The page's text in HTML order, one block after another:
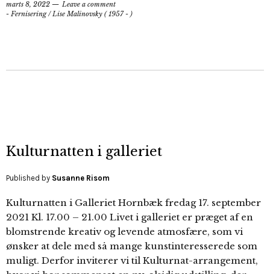
marts 8, 2022
Leave a comment
- Fernisering/Lise Malinovsky ( 1957 - )
Kulturnatten i galleriet
Published by Susanne Risom
Kulturnatten i Galleriet Hornbæk fredag 17. september
2021 Kl. 17.00 – 21.00 Livet i galleriet er præget af en
blomstrende kreativ og levende atmosfære, som vi
ønsker at dele med så mange kunstinteresserede som
muligt. Derfor inviterer vi til Kulturnat-arrangement,